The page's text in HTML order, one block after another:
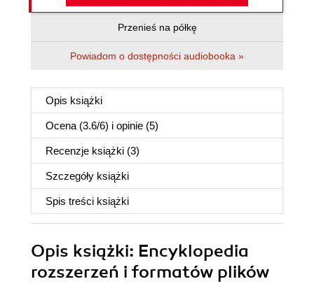
Przenieś na półkę
Powiadom o dostępności audiobooka »
Opis książki
Ocena (3.6/6) i opinie (5)
Recenzje książki (3)
Szczegóły książki
Spis treści książki
Opis książki: Encyklopedia
rozszerzeń i formatów plików